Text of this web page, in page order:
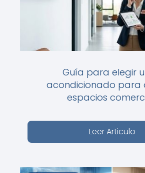
Guía para elegir
acondicionado para
espacios
Leer Articulo